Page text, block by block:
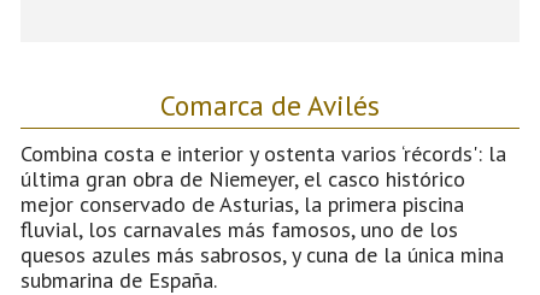
Comarca de Avilés
Combina costa e interior y ostenta varios ‘récords': la
última gran obra de Niemeyer, el casco histórico
mejor conservado de Asturias, la primera piscina
fluvial, los carnavales más famosos, uno de los
quesos azules más sabrosos, y cuna de la única mina
submarina de España.